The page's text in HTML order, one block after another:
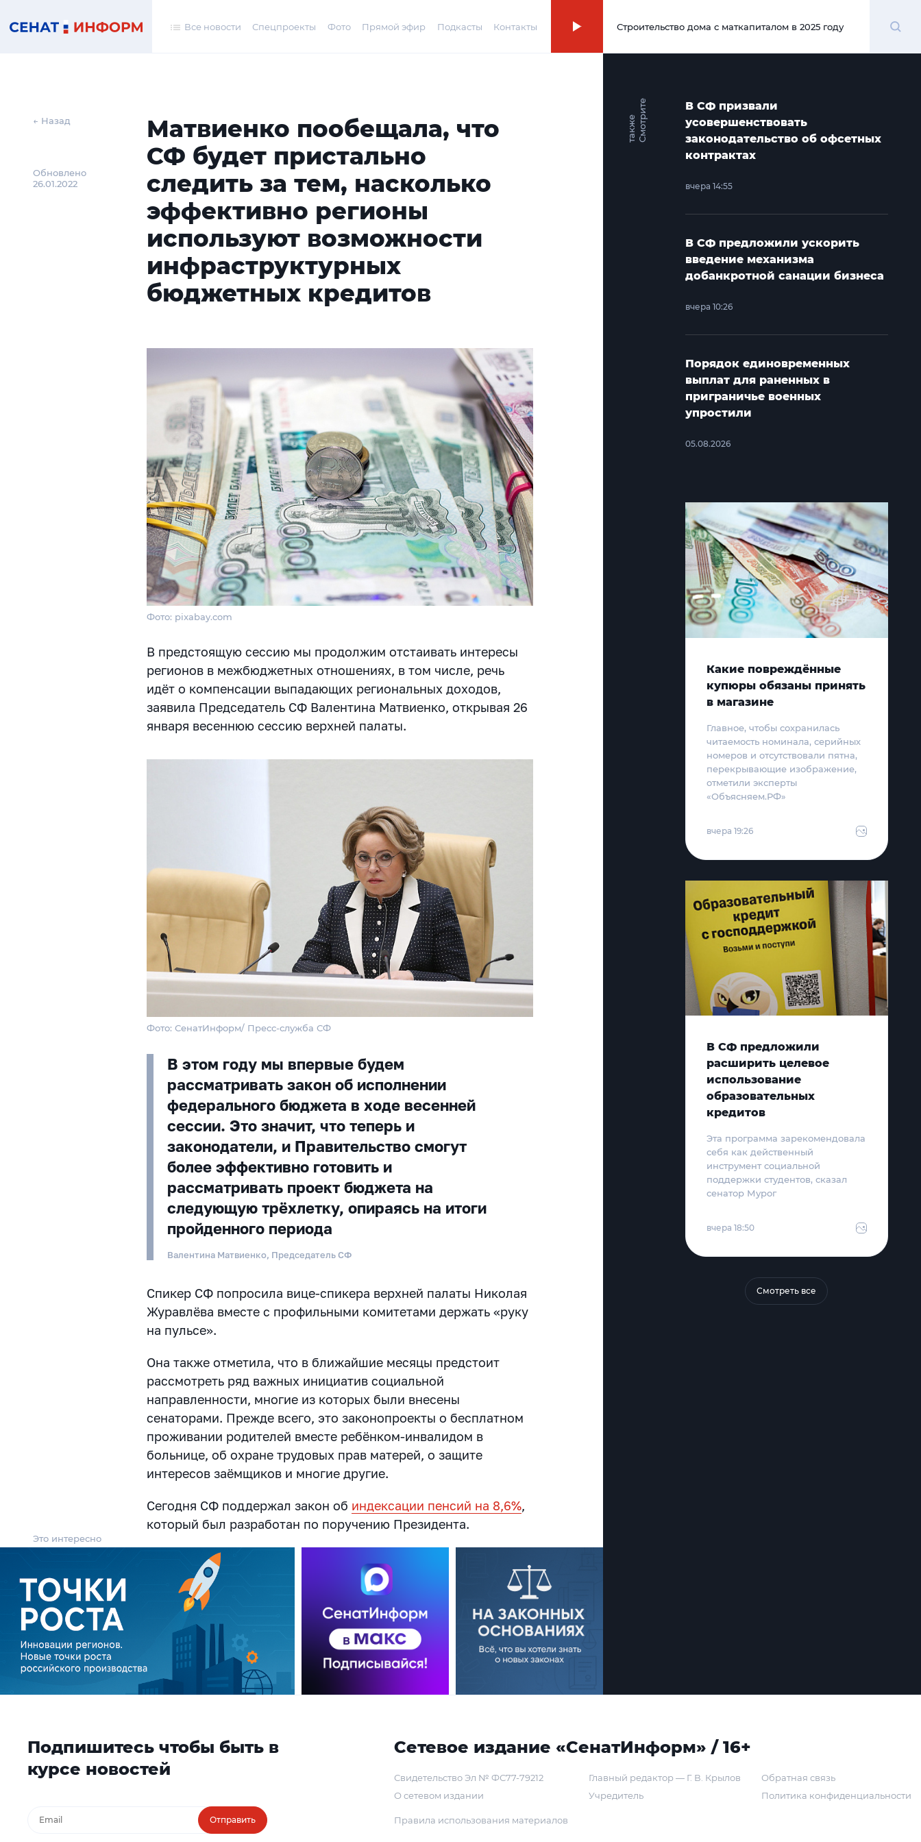
Все новости Спецпроекты Фото Прямой эфир Подкасты Контакты 00:00
Строительство дома с маткапиталом в 2025 году
← Назад
Обновлено
26.01.2022
Матвиенко пообещала, что
СФ будет пристально
следить за тем, насколько
эффективно регионы
используют возможности
инфраструктурных
бюджетных кредитов
Фото: pixabay.com
В предстоящую сессию мы продолжим отстаивать интересы
регионов в межбюджетных отношениях, в том числе, речь
идёт о компенсации выпадающих региональных доходов,
заявила Председатель СФ Валентина Матвиенко, открывая 26
января весеннюю сессию верхней палаты.
Фото: СенатИнформ/ Пресс-служба СФ
В этом году мы впервые будем
рассматривать закон об исполнении
федерального бюджета в ходе весенней
сессии. Это значит, что теперь и
законодатели, и Правительство смогут
более эффективно готовить и
рассматривать проект бюджета на
следующую трёхлетку, опираясь на итоги
пройденного периода
Валентина Матвиенко, Председатель СФ
Спикер СФ попросила вице-спикера верхней палаты Николая
Журавлёва вместе с профильными комитетами держать «руку
на пульсе».
Она также отметила, что в ближайшие месяцы предстоит
рассмотреть ряд важных инициатив социальной
направленности, многие из которых были внесены
сенаторами. Прежде всего, это законопроекты о бесплатном
проживании родителей вместе ребёнком-инвалидом в
больнице, об охране трудовых прав матерей, о защите
интересов заёмщиков и многие другие.
Сегодня СФ поддержал закон об индексации пенсий на 8,6%,
который был разработан по поручению Президента.
Это интересно
С
м
о
т
р и
т
е
т
а
к
ж
е
В СФ призвали
усовершенствовать
законодательство об офсетных
контрактах
вчера 14:55
В СФ предложили ускорить
введение механизма
добанкротной санации бизнеса
вчера 10:26
Порядок единовременных
выплат для раненных в
приграничье военных
упростили
05.08.2026
Какие повреждённые
купюры обязаны принять
в магазине
Главное, чтобы сохранилась
читаемость номинала, серийных
номеров и отсутствовали пятна,
перекрывающие изображение,
отметили эксперты
«Объясняем.РФ»
вчера 19:26
В СФ предложили
расширить целевое
использование
образовательных
кредитов
Эта программа зарекомендовала
себя как действенный
инструмент социальной
поддержки студентов, сказал
сенатор Мурог
вчера 18:50
Смотреть все
Подпишитесь чтобы быть в
курсе новостей
Отправить
Сетевое издание «СенатИнформ» / 16+
Свидетельство Эл № ФС77-79212
О сетевом издании
Главный редактор — Г. В. Крылов
Учредитель
Обратная связь
Политика конфиденциальности
Правила использования материалов